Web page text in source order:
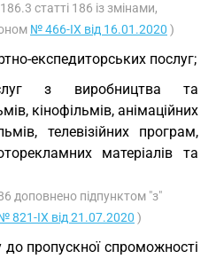
статті 186 із змінами,
№ 466-IX від 16.01.2020 )
експедиторських послуг;
з виробництва та
кінофільмів, анімаційних
телевізійних програм,
матеріалів та
доповнено підпунктом "з"
821-IX від 21.07.2020 )
до пропускної спроможності